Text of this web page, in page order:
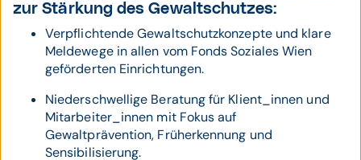
zur Stärkung des Gewaltschutzes:
Verpflichtende Gewaltschutzkonzepte und klare
Meldewege in allen vom Fonds Soziales Wien
geförderten Einrichtungen.
Niederschwellige Beratung für Klient_innen und
Mitarbeiter_innen mit Fokus auf
Gewaltprävention, Früherkennung und
Sensibilisierung.